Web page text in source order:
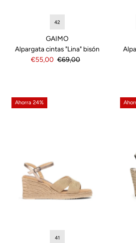
42
GAIMO
Alpargata cintas "Lina" bisón
Precio
€55,00 Precio
€69,00
Ahorra 24%
41